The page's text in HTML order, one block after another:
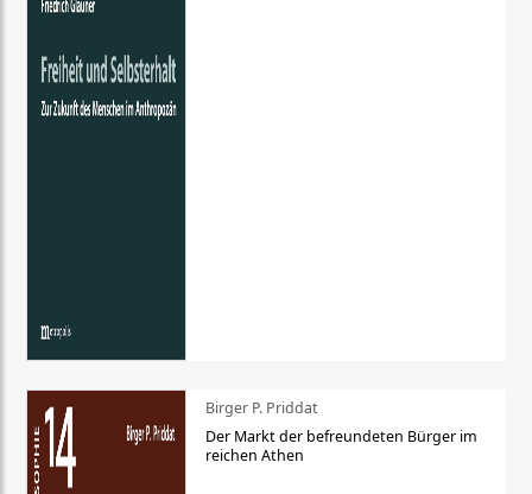
Birger P. Priddat
Der Markt der befreundeten Bürger im
reichen Athen